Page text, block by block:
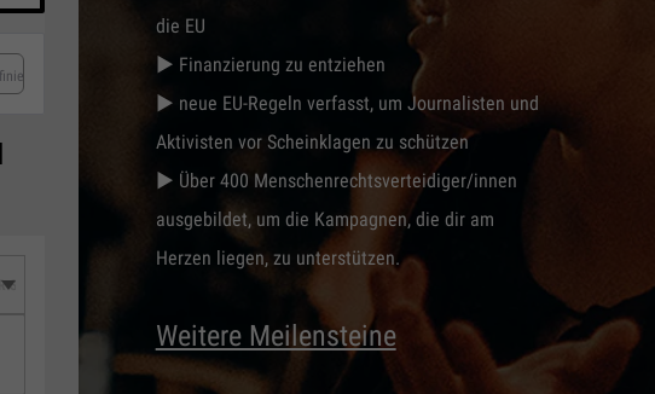
die EU
► Finanzierung zu entziehen
► neue EU-Regeln verfasst, um Journalisten und
Aktivisten vor Scheinklagen zu schützen
► Über 400 Menschenrechtsverteidiger/innen
ausgebildet, um die Kampagnen, die dir am
Herzen liegen, zu unterstützen.
Weitere Meilensteine